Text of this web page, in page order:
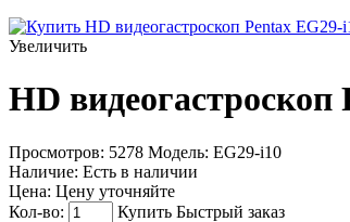
Увеличить
HD видеогастроскоп
Просмотров: 5278 Модель: EG29-i10
Наличие: Есть в наличии
Цена: Цену уточняйте
Кол-во:
Купить Быстрый заказ